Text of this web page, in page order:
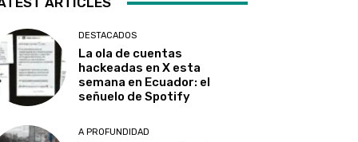
DESTACADOS
La ola de cuentas
hackeadas en X esta
semana en Ecuador: el
señuelo de Spotify
A PROFUNDIDAD